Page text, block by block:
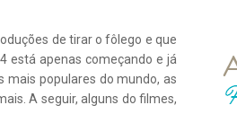
de tirar o fôlego e que
está apenas começando e já
mais populares do mundo, as
A seguir, alguns do filmes,